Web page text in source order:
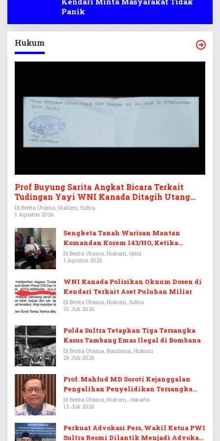
Panik
Hukum
Prof Buyung Sarita Angkat Bicara Terkait
Tudingan Yayi WNI Kanada Ditagih Utang
Rp3,6 Miliar
Di Berita Utama, Hukum, Sultra
1 Agustus 2026
Sengketa Tanah Warisan Mantan
Komandan Korem 143/HO, Ketika
Warisan Menjadi Arena Pemerasan
Di Berita Utama, Hukum, Opini
1 Agustus 2026
WNI Kanada Polisikan Oknum Dosen di
Kendari Terkait Aset Puluhan Miliar
Di Berita Utama, Hukum, Sultra
31 Juli 2026
Polda Sultra Tetapkan Tiga Tersangka
Kasus Tambang Emas Ilegal di Bombana
Di Berita Utama, Bombana, Hukum
26 Juli 2026
Prof. Mahfud MD Soroti Kejanggalan
Pengalihan Penyelidikan Tersangka
Febrie Adriansyah
Di Berita Utama, Hukum, Jakarta
13 Juli 2026
Perkuat Advokasi Pers, Wakil Ketua PWI
Sultra Resmi Dilantik Menjadi Advokat